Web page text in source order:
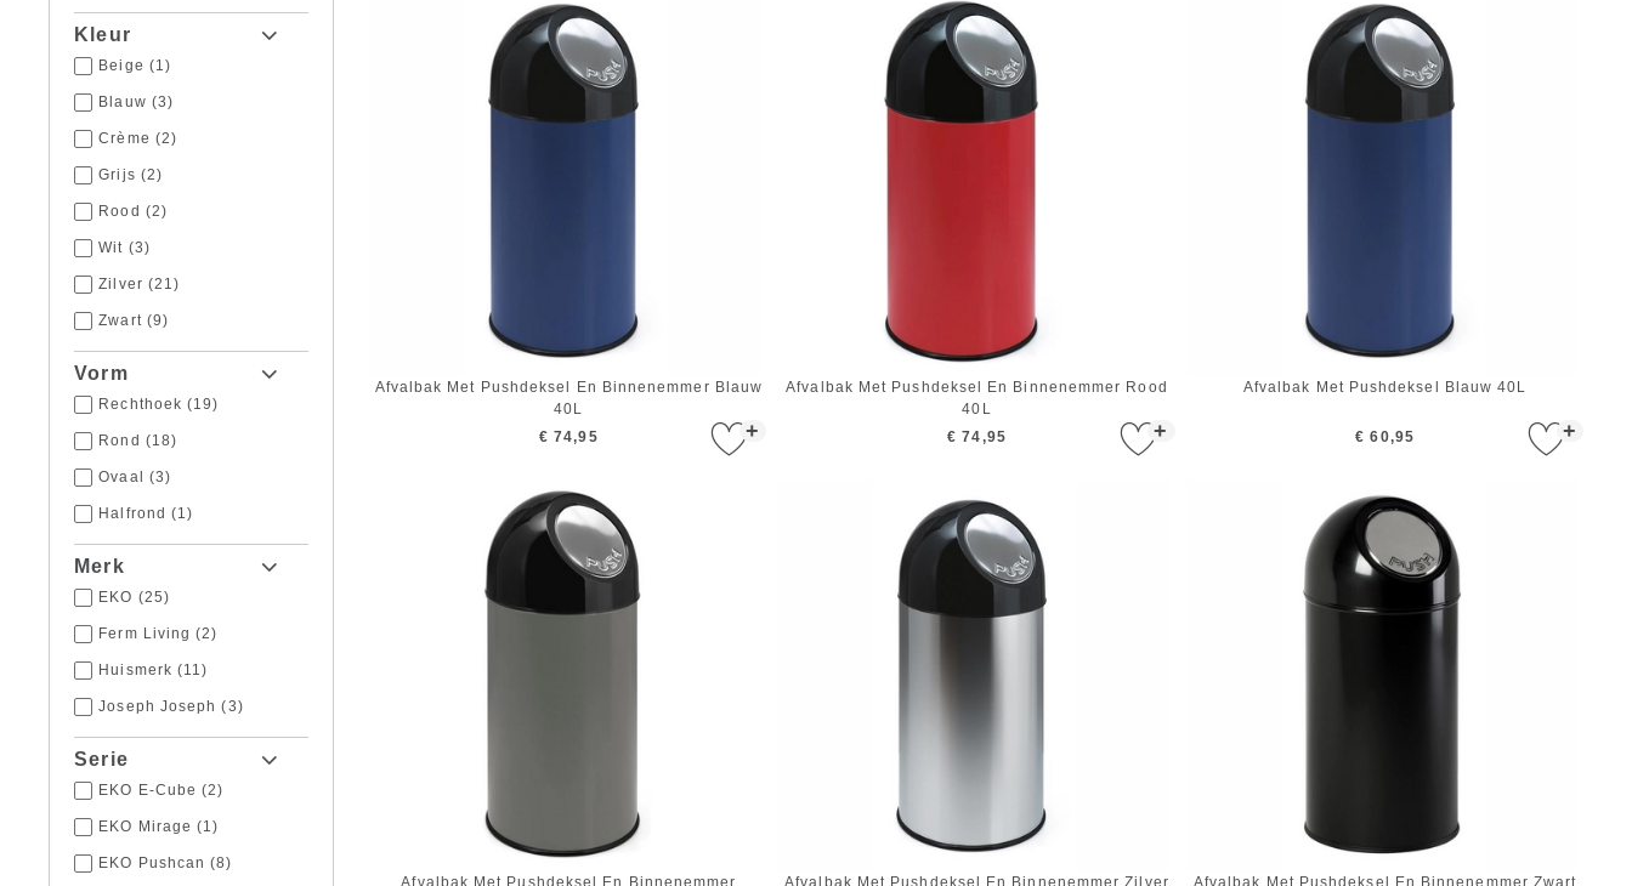
Kleur
Beige (1)
Blauw (3)
Crème (2)
Grijs (2)
Rood (2)
Wit (3)
Zilver (21)
Zwart(9)
Vorm
Rechthoek (19)
Rond (18)
Ovaal (3)
Halfrond (1)
Merk
EKO (25)
Ferm Living (2)
Huismerk (11)
Joseph Joseph (3)
Serie
EKO E-Cube (2)
EKO Mirage (1)
EKO Pushcan (8)
+
Afvalbak Met Pushdeksel En Binnenemmer Blauw
40L
€ 74,95
+
Afvalbak Met Pushdeksel En Binnenemmer Rood
40L
€ 74,95
+
Afvalbak Met Pushdeksel Blauw 40L
€ 60,95
Afvalbak Met Pushdeksel En Binnenemmer Afvalbak Met Pushdeksel En Binnenemmer Zilver Afvalbak Met Pushdeksel En Binnenemmer Zwart